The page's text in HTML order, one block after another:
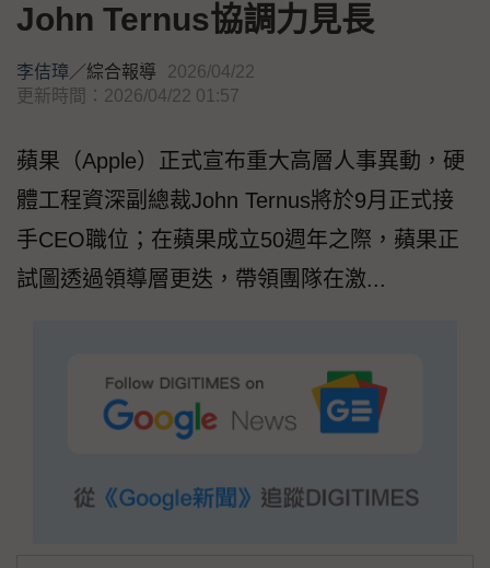
John Ternus協調力見長
李佶璋／綜合報導
2026/04/22
更新時間：2026/04/22 01:57
蘋果（Apple）正式宣布重大高層人事異動，硬
體工程資深副總裁John Ternus將於9月正式接
手CEO職位；在蘋果成立50週年之際，蘋果正
試圖透過領導層更迭，帶領團隊在激...